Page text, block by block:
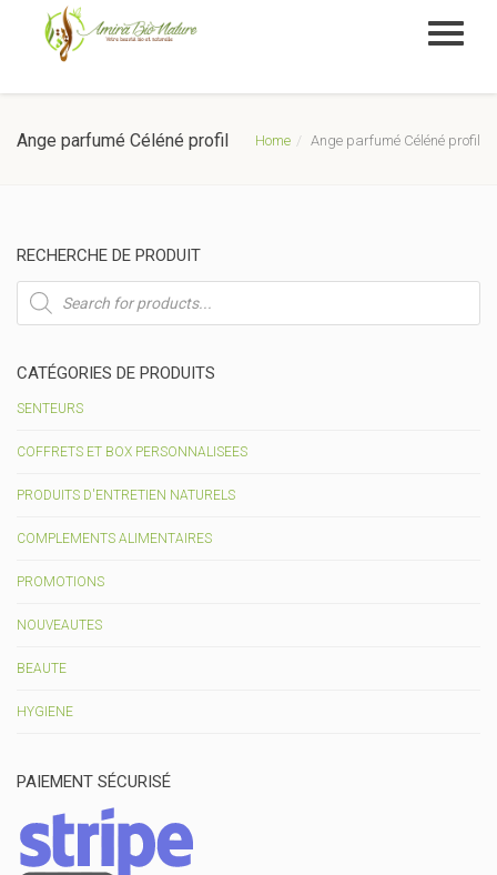
Ange parfumé Céléné profil Home Ange parfumé Céléné profil
RECHERCHE DE PRODUIT
Recherche
de
produits
CATÉGORIES DE PRODUITS
SENTEURS
COFFRETS ET BOX PERSONNALISEES
PRODUITS D'ENTRETIEN NATURELS
COMPLEMENTS ALIMENTAIRES
PROMOTIONS
NOUVEAUTES
BEAUTE
HYGIENE
PAIEMENT SÉCURISÉ